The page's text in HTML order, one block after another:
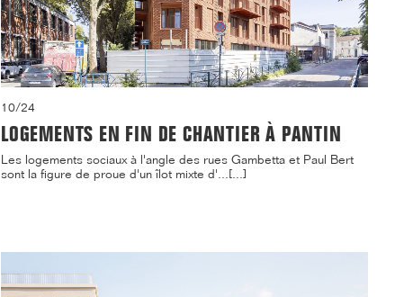
10/24
LOGEMENTS EN FIN DE CHANTIER À PANTIN
Les logements sociaux à l'angle des rues Gambetta et Paul Bert
sont la figure de proue d'un îlot mixte d'...[...]